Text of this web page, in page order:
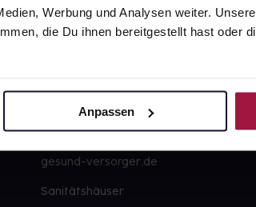
Werbung und Analysen weiter.
die Du ihnen bereitgestellt hast oder
Anpassen
Über uns
PAYBACK
gesund-versorger.de
Sanitätshäuser